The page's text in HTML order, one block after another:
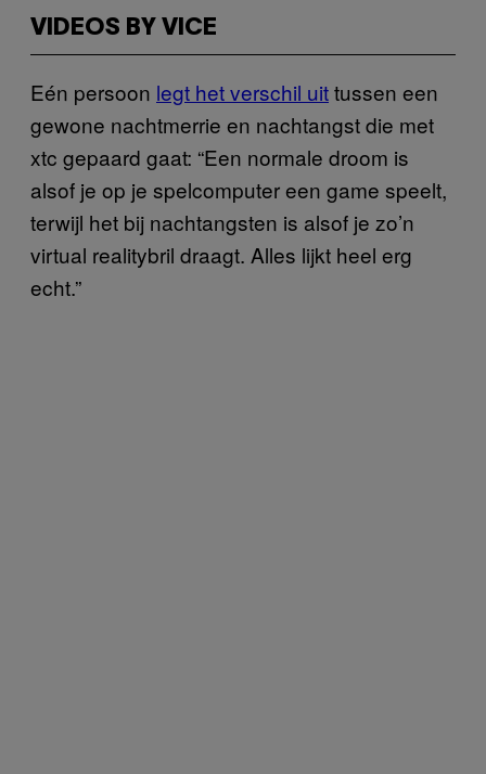
VIDEOS BY VICE
Eén persoon legt het verschil uittussen een
gewone nachtmerrie en nachtangst die met
xtc gepaard gaat: “Een normale droom is
alsof je op je spelcomputer een game speelt,
terwijl het bij nachtangsten is alsof je zo’n
virtual realitybril draagt. Alles lijkt heel erg
echt.”